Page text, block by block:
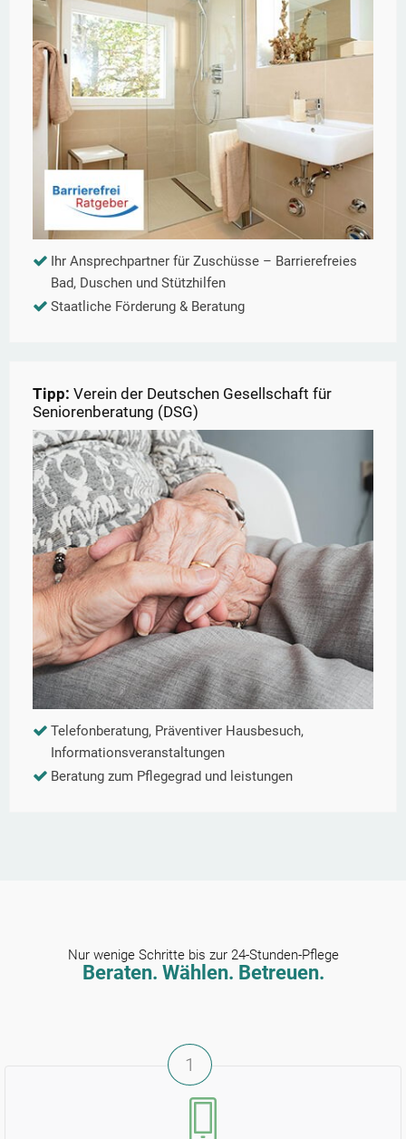
Ihr Ansprechpartner für Zuschüsse – Barrierefreies
Bad, Duschen und Stützhilfen
Staatliche Förderung & Beratung
Tipp: Verein der Deutschen Gesellschaft für
Seniorenberatung (DSG)
Telefonberatung, Präventiver Hausbesuch,
Informationsveranstaltungen
Beratung zum Pflegegrad und leistungen
Nur wenige Schritte bis zur 24-Stunden-Pflege
Beraten. Wählen. Betreuen.
1